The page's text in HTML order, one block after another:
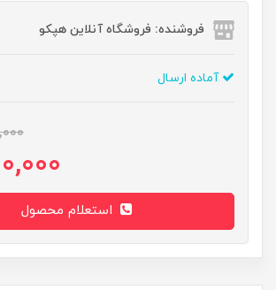
فروشنده: فروشگاه آنلاین هپکو
آماده ارسال